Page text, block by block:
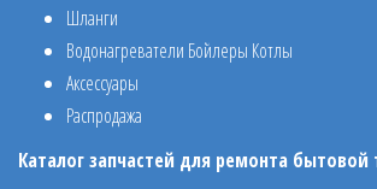
Шланги
Водонагреватели Бойлеры Котлы
Аксессуары
Распродажа
Каталог запчастей для ремонта бытовой